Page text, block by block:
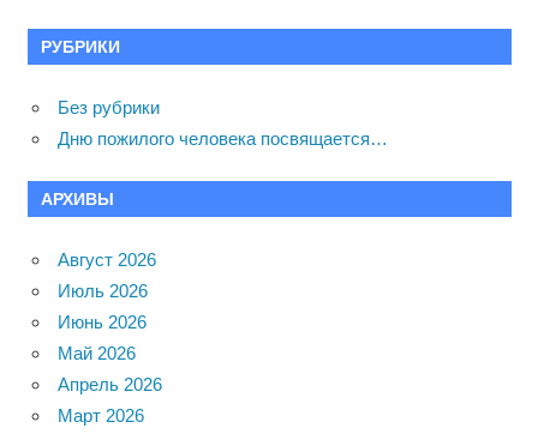
РУБРИКИ
Без рубрики
Дню пожилого человека посвящается…
АРХИВЫ
Август 2026
Июль 2026
Июнь 2026
Май 2026
Апрель 2026
Март 2026